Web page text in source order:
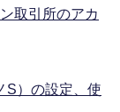
取引所のアカ
S）の設定、使